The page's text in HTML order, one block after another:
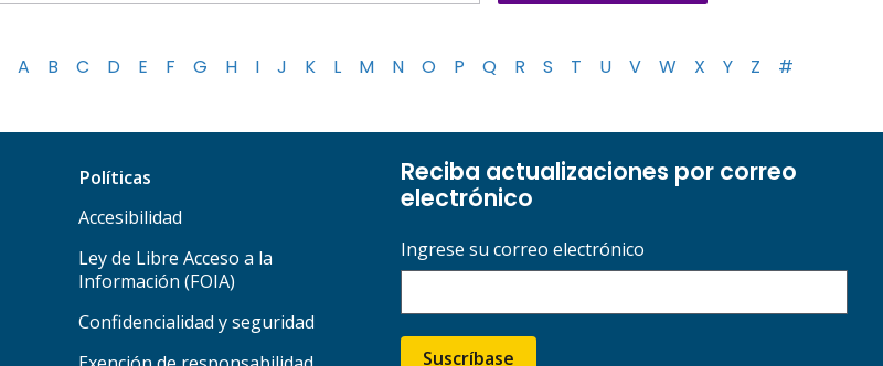
A B C D E F G H I J K L M N O P Q R S T U V W X Y Z #
Políticas
Accesibilidad
Ley de Libre Acceso a la
Información (FOIA)
Confidencialidad y seguridad
Reciba actualizaciones por correo
electrónico
Ingrese su correo electrónico
Suscríbase